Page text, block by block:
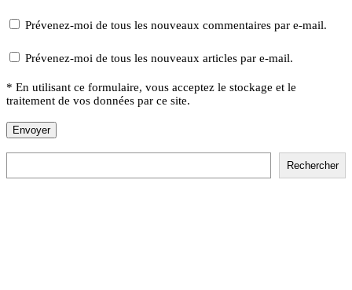
Prévenez-moi de tous les nouveaux commentaires par e-mail.
Prévenez-moi de tous les nouveaux articles par e-mail.
* En utilisant ce formulaire, vous acceptez le stockage et le
traitement de vos données par ce site.
Rechercher